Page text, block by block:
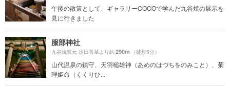
午後の散策として、ギャラリーCOCOで学んだ九谷焼の展示を
見に行きました
服部神社
九谷焼窯元 須田菁華より約290m （徒歩5分）
山代温泉の鎮守、天羽槌雄神（あめのはづちをのみこと）、菊
理姫命（くくりひ...